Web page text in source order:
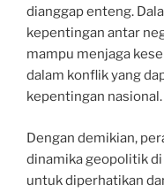
dianggap enteng.
kepentingan antar
mampu menjaga
dalam konflik yang
kepentingan nasional.
Dengan demikian,
dinamika geopolitik
untuk diperhatikan